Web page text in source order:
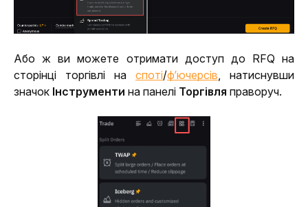
Або ж ви можете отримати доступ до RFQ на
сторінці торгівлі на споті/фʼючерсів, натиснувши
значок Інструменти на панелі Торгівля праворуч.